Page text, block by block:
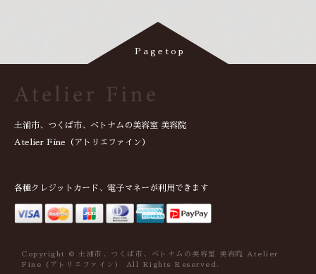
土浦市、つくば市、ベトナムの美容室 美容院
Atelier Fine（アトリエファイン）
各種クレジットカード、電子マネーが利用できます
Copyright © 土浦市、つくば市、ベトナムの美容室 美容院 Atelier
Fine（アトリエファイン） All Rights Reserved.